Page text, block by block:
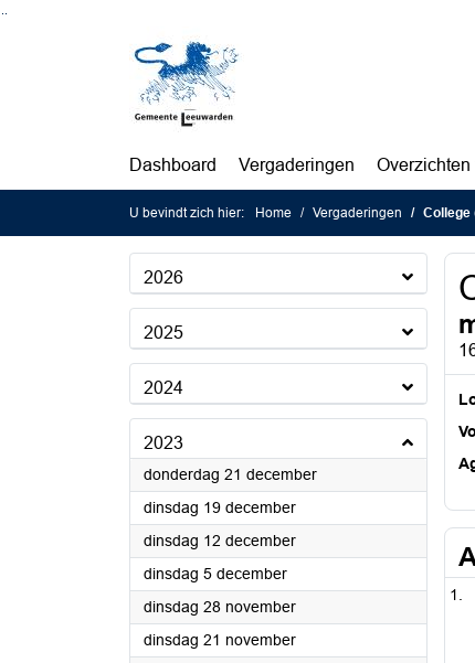
Dashboard Vergaderingen Overzichten
U bevindt zich hier: Home Vergaderingen College
2026
2025
2024
2023
donderdag 21 december2023
dinsdag 19 december2023
dinsdag 12 december2023
dinsdag 5 december2023
dinsdag 28 november2023
dinsdag 21 november2023